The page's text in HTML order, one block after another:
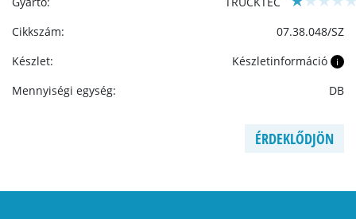
Cikkszám:
07.38.048/SZ
Készlet:
Készletinformáció i
Mennyiségi egység: DB
ÉRDEKLŐDJÖN